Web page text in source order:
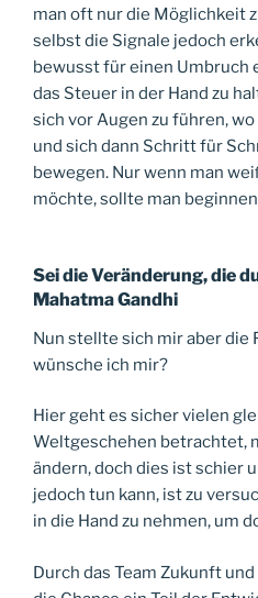
man oft nur die Möglichkeit
selbst die Signale jedoch
bewusst für einen Umbruch
das Steuer in der Hand zu
sich vor Augen zu führen,
und sich dann Schritt für
bewegen. Nur wenn man
möchte, sollte man
Sei die Veränderung, die
Mahatma Gandhi
Nun stellte sich mir aber die
wünsche ich mir?
Hier geht es sicher vielen
Weltgeschehen betrachtet,
ändern, doch dies ist schier
jedoch tun kann, ist zu
in die Hand zu nehmen, um
Durch das Team Zukunft